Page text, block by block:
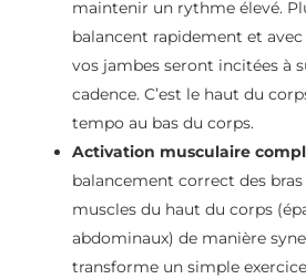
maintenir un rythme élevé.
balancent rapidement et avec
vos jambes seront incitées à
cadence. C’est le haut du
tempo au bas du corps.
Activation musculaire
balancement correct des
muscles du haut du corps
abdominaux) de manière
transforme un simple